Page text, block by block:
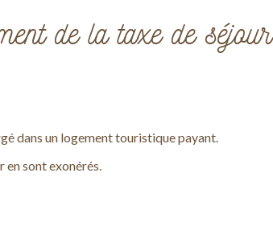
de la taxe de séjour
dans un logement touristique payant.
en sont exonérés.